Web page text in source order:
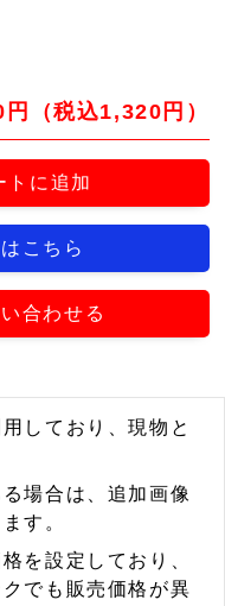
（税込1,320円）
トに追加
こちら
合わせる
しており、現物と
場合は、追加画像
す。
を設定しており、
でも販売価格が異